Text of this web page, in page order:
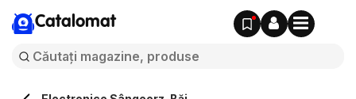
Catalomat